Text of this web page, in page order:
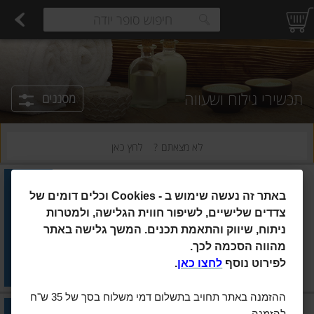
תכשירי גילוח ושעווה מסננים
לא מצאתם ? לחץ כאן
ג`ילט מכשיר פיוז`ן 5 +סכיןבאתר זה נעשה שימוש ב Cookies -וכלים דומים של
צדדים שלישיים, לשיפור חווית הגלישה, ולמטרות
ניתוח, שיווק והתאמת תכנים. המשך גלישה באתר
מהווה הסכמה לכך.
לפירוט נוסף לחצו כאן.
ההזמנה באתר תחויב בתשלום דמי משלוח בסך של 35 ש"ח